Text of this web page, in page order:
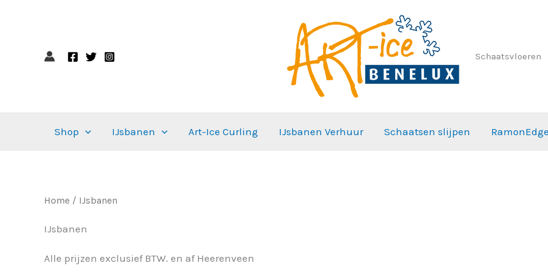
Schaatsvloeren
Shop IJsbanen Art-Ice Curling IJsbanen Verhuur Schaatsen slijpen RamonEdge
Home / IJsbanen
IJsbanen
Alle prijzen exclusief BTW. en af Heerenveen